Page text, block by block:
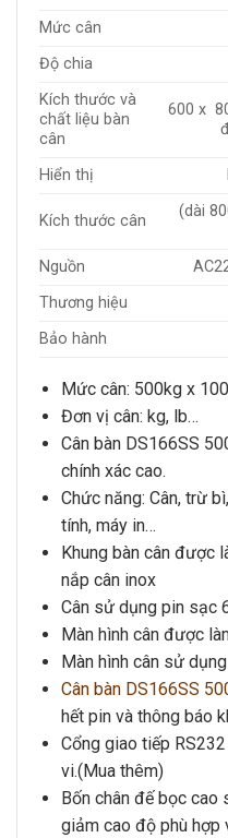
Mức cân
Độ chia
Kích thước và
chất liệu bàn
cân
600 x
Hiển thị
Kích thước cân
(dài
Nguồn
Thương hiệu
Bảo hành
Mức cân: 500kg x
Đơn vị cân: kg, lb…
Cân bàn DS166SS
chính xác cao.
Chức năng: Cân, trừ
tính, máy in…
Khung bàn cân được
nắp cân inox
Cân sử dụng pin sạc
Màn hình cân được
Màn hình cân sử
Cân bàn DS166SS
hết pin và thông báo
Cổng giao tiếp
vi.(Mua thêm)
Bốn chân đế bọc cao
giảm cao độ phù hợp